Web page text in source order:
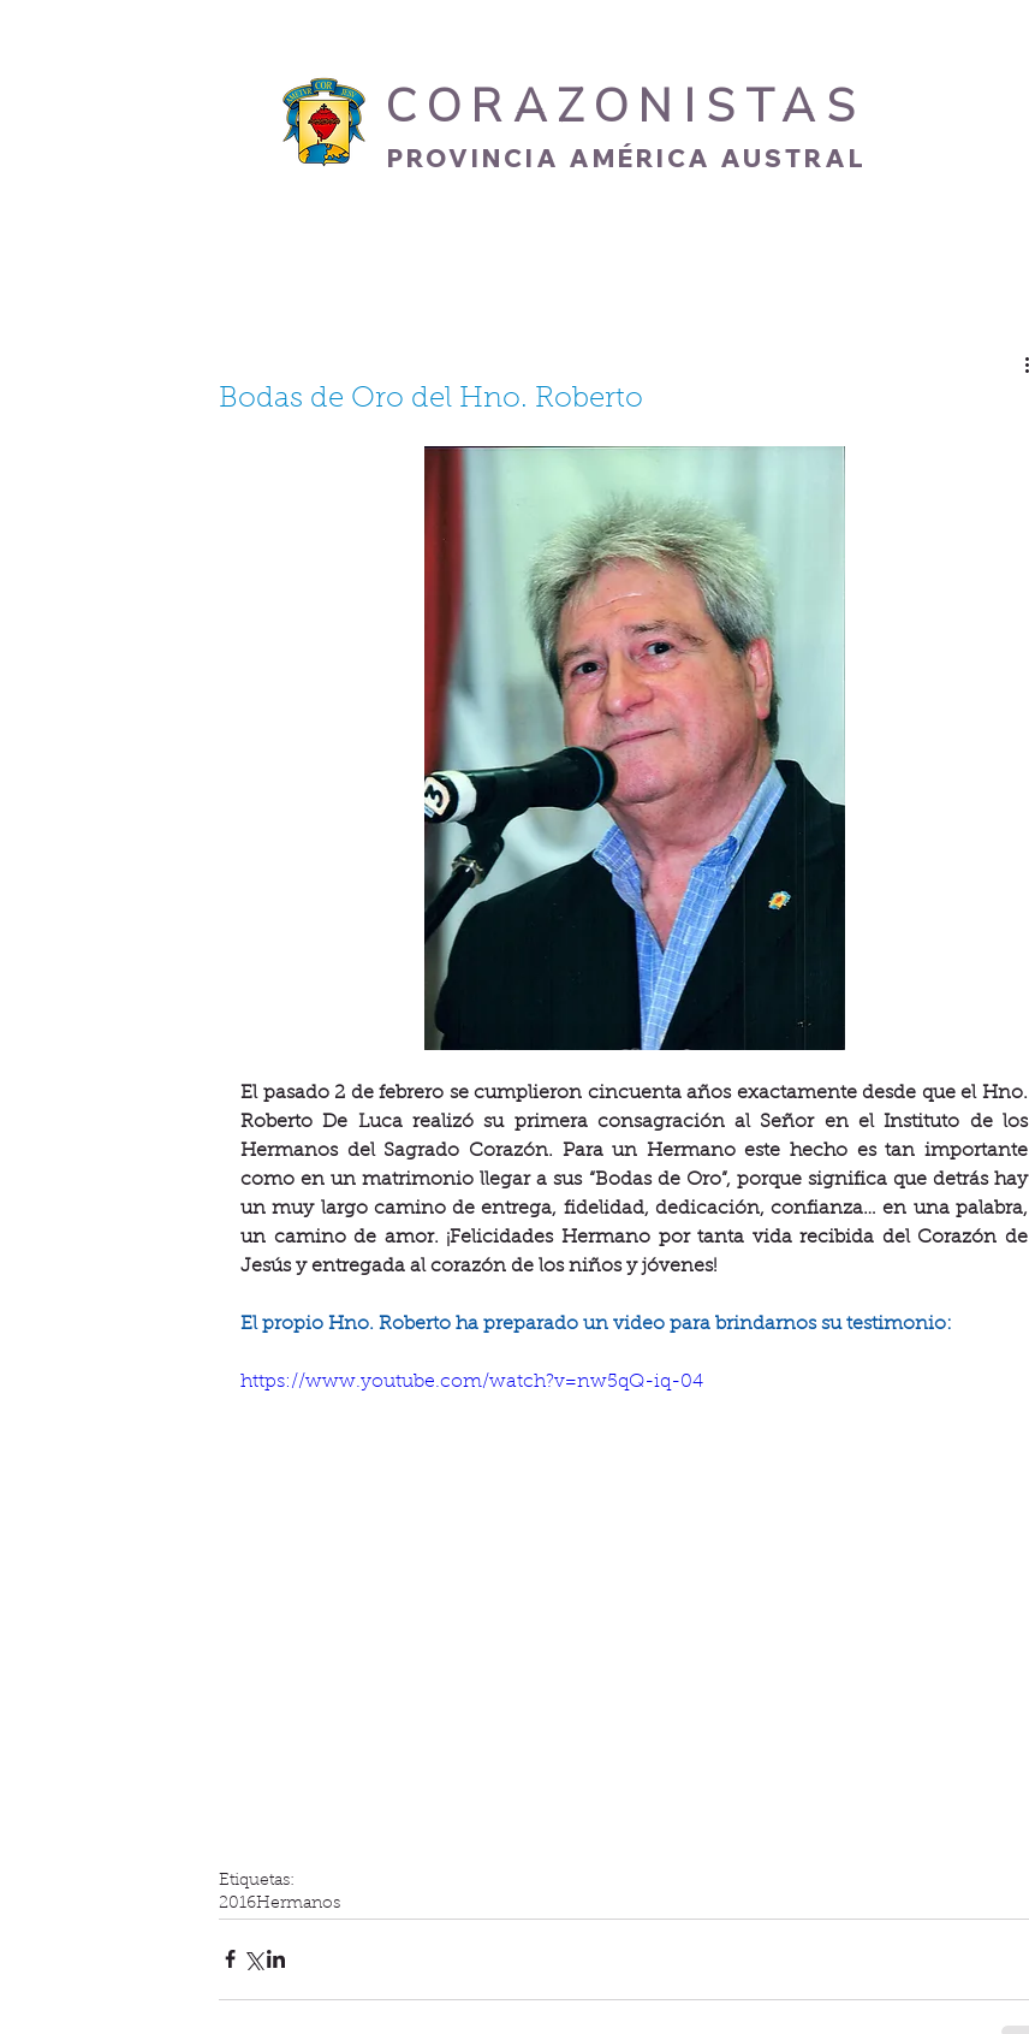
CORAZONISTAS
PROVINCIA AMÉRICA AUSTRAL
Bodas de Oro del Hno. Roberto
El pasado 2 de febrero se cumplieron cincuenta años exactamente desde que el Hno.
Roberto De Luca realizó su primera consagración al Señor en el Instituto de los
Hermanos del Sagrado Corazón. Para un Hermano este hecho es tan importante
como en un matrimonio llegar a sus “Bodas de Oro”, porque significa que detrás hay
un muy largo camino de entrega, fidelidad, dedicación, confianza… en una palabra,
un camino de amor. ¡Felicidades Hermano por tanta vida recibida del Corazón de
Jesús y entregada al corazón de los niños y jóvenes!
El propio Hno. Roberto ha preparado un video para brindarnos su testimonio:
https://www.youtube.com/watch?v=nw5qQ-iq-04
Etiquetas:
2016Hermanos